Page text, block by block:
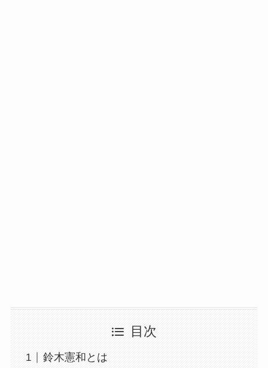
目次
鈴木憲和とは